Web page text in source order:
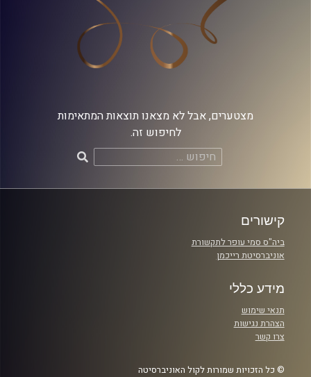
מצטערים, אבל לא מצאנו תוצאות המתאימות
לחיפוש זה.
חיפוש:
קישורים
ביה"ס סמי עופר לתקשורת
אוניברסיטת רייכמן
מידע כללי
תנאי שימוש
הצהרת נגישות
צרו קשר
© כל הזכויות שמורות לקול האוניברסיטה